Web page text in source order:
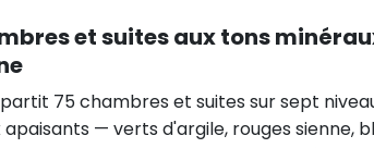
et suites aux tons
75 chambres et suites sur sept
apaisants — verts d'argile, rouges sienne,